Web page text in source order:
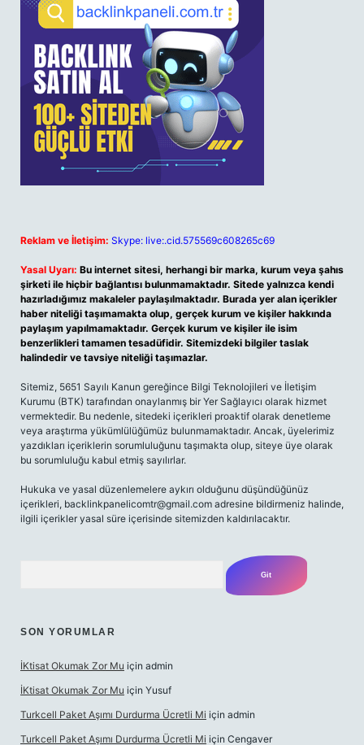
Reklam ve İletişim: Skype: live:.cid.575569c608265c69
Yasal Uyarı: Bu internet sitesi, herhangi bir marka, kurum veya şahıs
şirketi ile hiçbir bağlantısı bulunmamaktadır. Sitede yalnızca kendi
hazırladığımız makaleler paylaşılmaktadır. Burada yer alan içerikler
haber niteliği taşımamakta olup, gerçek kurum ve kişiler hakkında
paylaşım yapılmamaktadır. Gerçek kurum ve kişiler ile isim
benzerlikleri tamamen tesadüfidir. Sitemizdeki bilgiler taslak
halindedir ve tavsiye niteliği taşımazlar.
Sitemiz, 5651 Sayılı Kanun gereğince Bilgi Teknolojileri ve İletişim
Kurumu (BTK) tarafından onaylanmış bir Yer Sağlayıcı olarak hizmet
vermektedir. Bu nedenle, sitedeki içerikleri proaktif olarak denetleme
veya araştırma yükümlülüğümüz bulunmamaktadır. Ancak, üyelerimiz
yazdıkları içeriklerin sorumluluğunu taşımakta olup, siteye üye olarak
bu sorumluluğu kabul etmiş sayılırlar.
Hukuka ve yasal düzenlemelere aykırı olduğunu düşündüğünüz
içerikleri, backlinkpanelicomtr@gmail.com adresine bildirmeniz halinde,
ilgili içerikler yasal süre içerisinde sitemizden kaldırılacaktır.
SON YORUMLAR
İKtisat Okumak Zor Mu için admin
İKtisat Okumak Zor Mu için Yusuf
Turkcell Paket Aşımı Durdurma Ücretli Mi için admin
Turkcell Paket Aşımı Durdurma Ücretli Mi için Cengaver